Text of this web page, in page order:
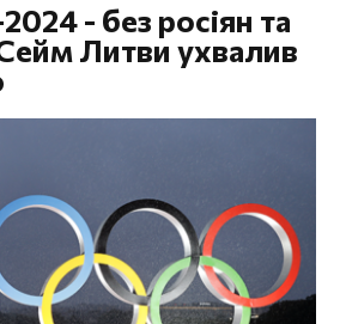
- без росіян та
Литви ухвалив